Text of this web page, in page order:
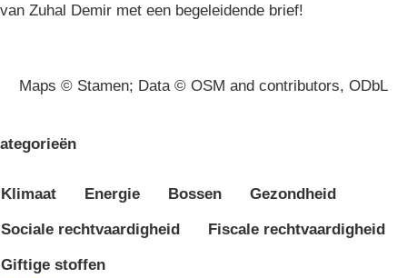
van Zuhal Demir met een begeleidende brief!
Maps © Stamen; Data © OSM and contributors, ODbL
Klimaat Energie Bossen Gezondheid
Sociale rechtvaardigheid Fiscale rechtvaardigheid
Giftige stoffen